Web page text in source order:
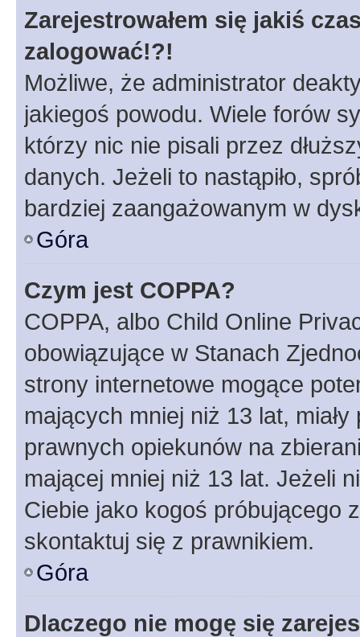
Zarejestrowałem się jakiś
zalogować!?!
Możliwe, że administrator
jakiegoś powodu. Wiele forów
którzy nic nie pisali przez
danych. Jeżeli to nastąpiło,
bardziej zaangażowanym w
Góra
Czym jest COPPA?
COPPA, albo Child Online
obowiązujące w Stanach
strony internetowe mogące
mających mniej niż 13 lat,
prawnych opiekunów na
mającej mniej niż 13 lat. Jeżeli
Ciebie jako kogoś próbującego
skontaktuj się z prawnikiem.
Góra
Dlaczego nie mogę się